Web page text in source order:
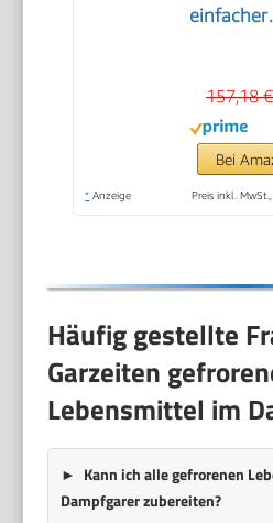
einfacher
auf 3
Behälter
Qualität,
157,18 €
Bei
* Anzeige Preis inkl.
Häufig gestellte
Garzeiten
Lebensmittel im
Kann ich alle gefrorenen
Dampfgarer zubereiten?